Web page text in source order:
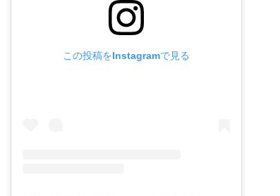
この投稿をInstagramで見る